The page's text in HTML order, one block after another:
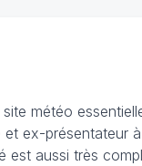
site météo
ex-présentateur
est aussi très